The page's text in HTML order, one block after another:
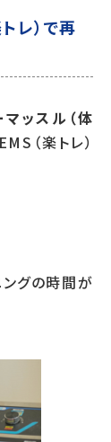
レ）で再
ッスル（体
（楽トレ）
グの時間が